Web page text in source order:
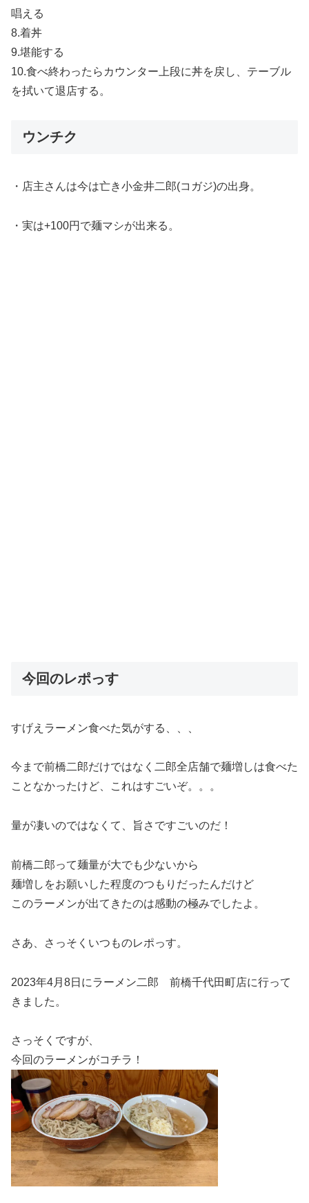
唱える
8.着丼
9.堪能する
10.食べ終わったらカウンター上段に丼を戻し、テーブル
を拭いて退店する。
ウンチク
・店主さんは今は亡き小金井二郎(コガジ)の出身。
・実は+100円で麺マシが出来る。
今回のレポっす
すげえラーメン食べた気がする、、、
今まで前橋二郎だけではなく二郎全店舗で麺増しは食べた
ことなかったけど、これはすごいぞ。。。
量が凄いのではなくて、旨さですごいのだ！
前橋二郎って麺量が大でも少ないから
麺増しをお願いした程度のつもりだったんだけど
このラーメンが出てきたのは感動の極みでしたよ。
さあ、さっそくいつものレポっす。
2023年4月8日にラーメン二郎 前橋千代田町店に行って
きました。
さっそくですが、
今回のラーメンがコチラ！